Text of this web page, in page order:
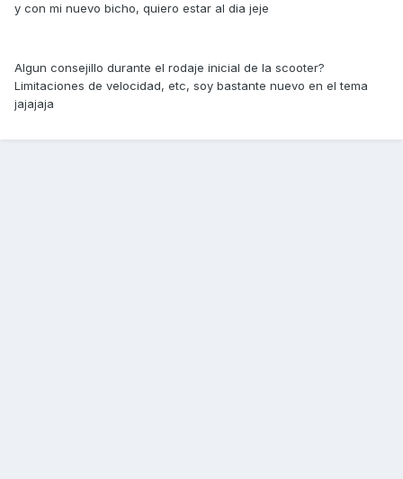
y con mi nuevo bicho, quiero estar al dia jeje
Algun consejillo durante el rodaje inicial de la scooter?
Limitaciones de velocidad, etc, soy bastante nuevo en el tema
jajajaja